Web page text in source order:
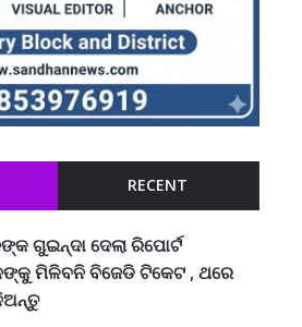
RECENT
ଗୁଇନ୍ଦା ଦେଲା ରିପୋର୍ଟ
ମିଳିବନି ବିଜେଡି ଟିକେଟ , ଥରେ